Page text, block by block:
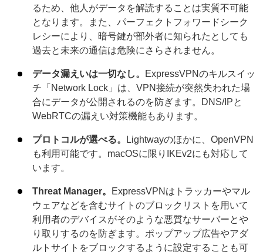
るため、他人がデータを解読することは実質不可能
となります。また、パーフェクトフォワードシーク
レシーにより、暗号鍵が部外者に知られたとしても
過去と未来の通信は危険にさらされません。
データ漏えいは一切なし。
ExpressVPNのキルスイッ
チ「Network Lock」は、VPN接続が突然失われた場
合にデータが公開されるのを防ぎます。DNS/IPと
WebRTCの漏えい対策機能もあります。
プロトコルが選べる。
Lightwayのほかに、OpenVPN
も利用可能です。macOSに限りIKEv2にも対応して
います。
Threat Manager。
ExpressVPNはトラッカーやマル
ウェアなどを含むサイトのブロックリストを用いて
利用者のデバイスがそのような悪質なサーバーとや
り取りするのを防ぎます。ポップアップ広告やアダ
ルトサイトをブロックするように設定することも可